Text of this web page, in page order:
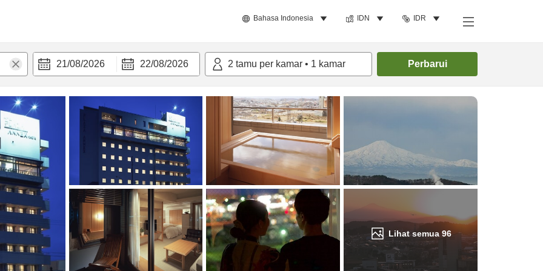
Bahasa Indonesia IDN IDR
21/08/2026 22/08/2026 2 tamu per kamar • 1 kamar Perbarui
Lihat semua 96
Cari kamar